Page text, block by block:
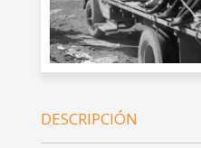
DESCRIPCIÓN